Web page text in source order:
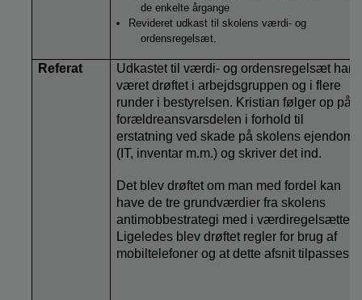
de enkelte årgange
Revideret udkast tilskolens værdi- og
ordensregelsæt.
Referat
Udkastet til værdi- og ordensregelsæt har
været drøftet i arbejdsgruppen og i flere
runder i bestyrelsen. Kristian følger op på
forældreansvarsdelen i forhold til
erstatning ved skade på skolens ejendom
(IT, inventar m.m.) og skriver det ind.
Det blev drøftet om man med fordel kan
have de tre grundværdier fra skolens
antimobbestrategi med i værdiregelsættet.
Ligeledes blev drøftet regler for brug af
mobiltelefoner og at dette afsnit tilpasses.